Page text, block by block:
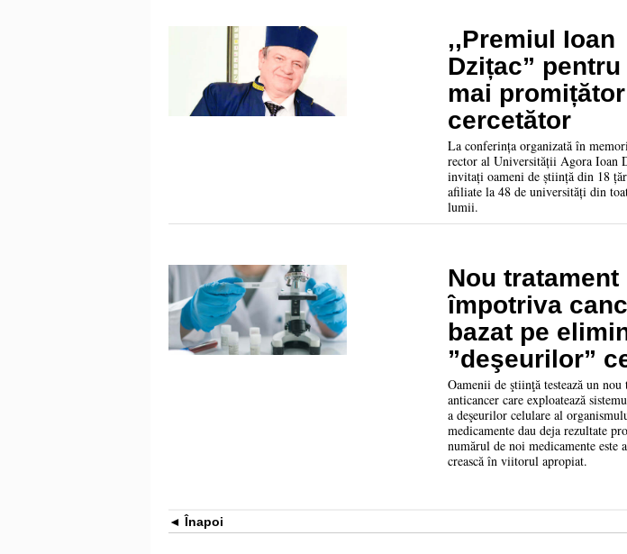
Printre ei și o
româncă
,,Premiul Ioan
Dzițac” pentru
mai promițător
cercetător
La conferința organizată în
rector al Universității Agora Ioan
invitați oameni de știință din 18
afiliate la 48 de universități din
lumii.
Nou tratament
împotriva
bazat pe
”deşeurilor”
ale
Oamenii de ştiinţă testează un nou
anticancer care exploatează
a deşeurilor celulare al
medicamente dau deja rezultate
numărul de noi medicamente este
crească în viitorul apropiat.
Înapoi